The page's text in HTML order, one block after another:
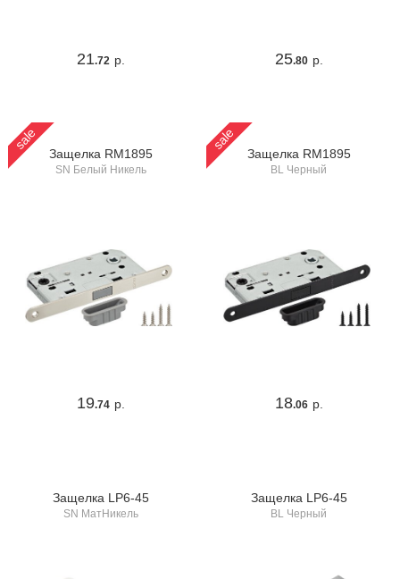
21.72 р. 25.80 р.
sale
Защелка RM1895
SN Белый Никель
19.74 р.
sale
Защелка RM1895
BL Черный
18.06 р.
Защелка LP6-45
SN МатНикель
Защелка LP6-45
BL Черный